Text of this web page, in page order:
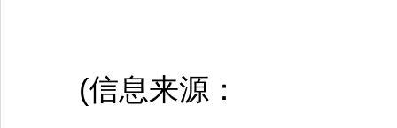
(信息来源：